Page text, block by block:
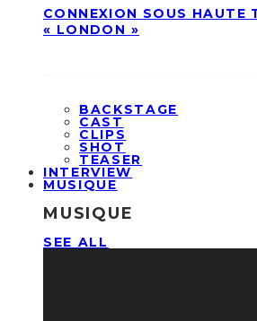
CONNEXION SOUS HAUTE
« LONDON »
BACKSTAGE
CAST
CLIPS
SHOT
TEASER
INTERVIEW
MUSIQUE
MUSIQUE
SEE ALL